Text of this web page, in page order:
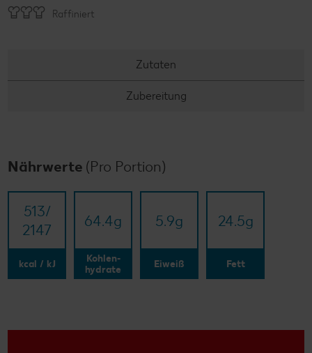
Raffiniert
Zutaten
Zubereitung
Nährwerte (Pro Portion)
513/​
2147
kcal / kJ
64.4g
Kohlen-
hydrate
5.9g
Eiweiß
24.5g
Fett